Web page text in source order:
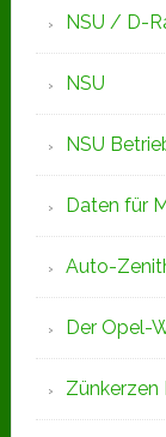
NSU / D-
NSU
NSU
Daten für
Auto-
Der Opel-
Zünkerzen